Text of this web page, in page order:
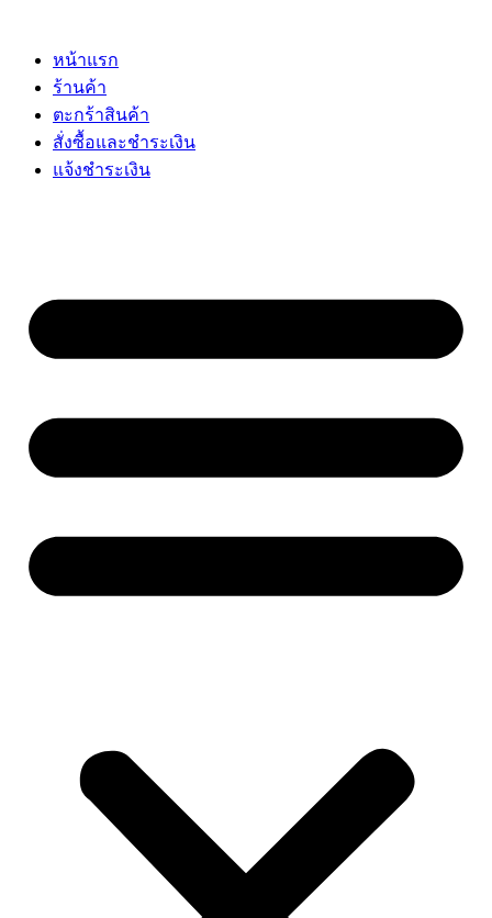
contentหน้าแรก
ร้านค้า
ตะกร้าสินค้า
สั่งซื้อและชำระเงิน
แจ้งชำระเงิน